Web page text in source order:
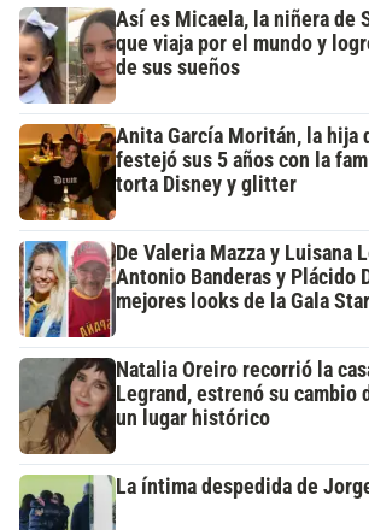
Así es Micaela, la niñera de
que viaja por el mundo y
de sus sueños
Anita García Moritán, la hija
festejó sus 5 años con la
torta Disney y glitter
De Valeria Mazza y Luisana
Antonio Banderas y Plácido
mejores looks de la Gala
Natalia Oreiro recorrió la
Legrand, estrenó su cambio
un lugar histórico
La íntima despedida de